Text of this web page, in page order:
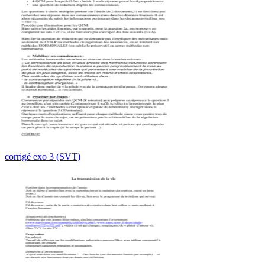
corrigé exo 3 (SVT)